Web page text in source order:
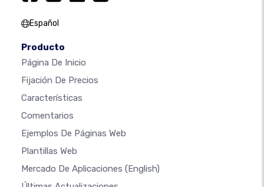
Español
Producto
Página De Inicio
Fijación De Precios
Características
Comentarios
Ejemplos De Páginas Web
Plantillas Web
Mercado De Aplicaciones (English)